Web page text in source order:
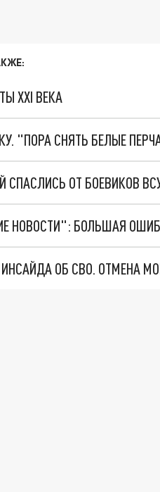
XXI ВЕКА
"ПОРА СНЯТЬ БЕЛЫЕ
СПАСЛИСЬ ОТ БОЕВИКОВ